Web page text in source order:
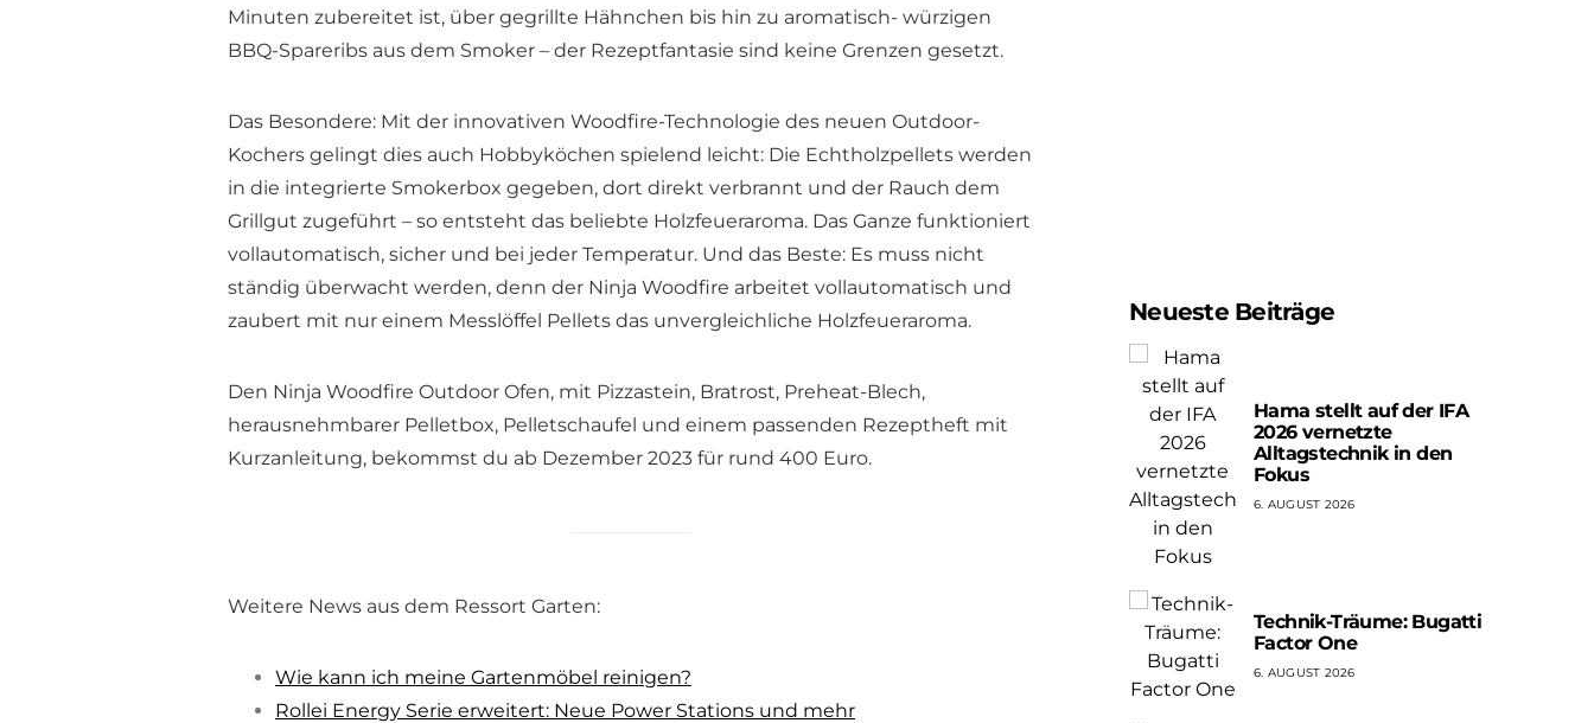
Minuten zubereitet ist, über gegrillte Hähnchen bis hin zu aromatisch- würzigen
BBQ-Spareribs aus dem Smoker – der Rezeptfantasie sind keine Grenzen gesetzt.
Das Besondere: Mit der innovativen Woodfire-Technologie des neuen Outdoor-
Kochers gelingt dies auch Hobbyköchen spielend leicht: Die Echtholzpellets werden
in die integrierte Smokerbox gegeben, dort direkt verbrannt und der Rauch dem
Grillgut zugeführt – so entsteht das beliebte Holzfeueraroma. Das Ganze funktioniert
vollautomatisch, sicher und bei jeder Temperatur. Und das Beste: Es muss nicht
ständig überwacht werden, denn der Ninja Woodfire arbeitet vollautomatisch und
zaubert mit nur einem Messlöffel Pellets das unvergleichliche Holzfeueraroma.
Den Ninja Woodfire Outdoor Ofen, mit Pizzastein, Bratrost, Preheat-Blech,
herausnehmbarer Pelletbox, Pelletschaufel und einem passenden Rezeptheft mit
Kurzanleitung, bekommst du ab Dezember 2023 für rund 400 Euro.
Weitere News aus dem Ressort Garten:
Wie kann ich meine Gartenmöbel reinigen?
Rollei Energy Serie erweitert: Neue Power Stations und mehr
Neueste Beiträge
Hama stellt auf der IFA
2026 vernetzte
Alltagstechnik in den
Fokus
6. AUGUST 2026
Technik-Träume: Bugatti
Factor One
6. AUGUST 2026